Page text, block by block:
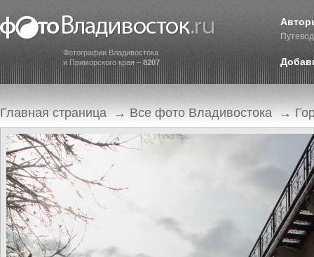
Фотографии Владивостока
и Приморского края – 8207
Главная страница → Все фото Владивостока →